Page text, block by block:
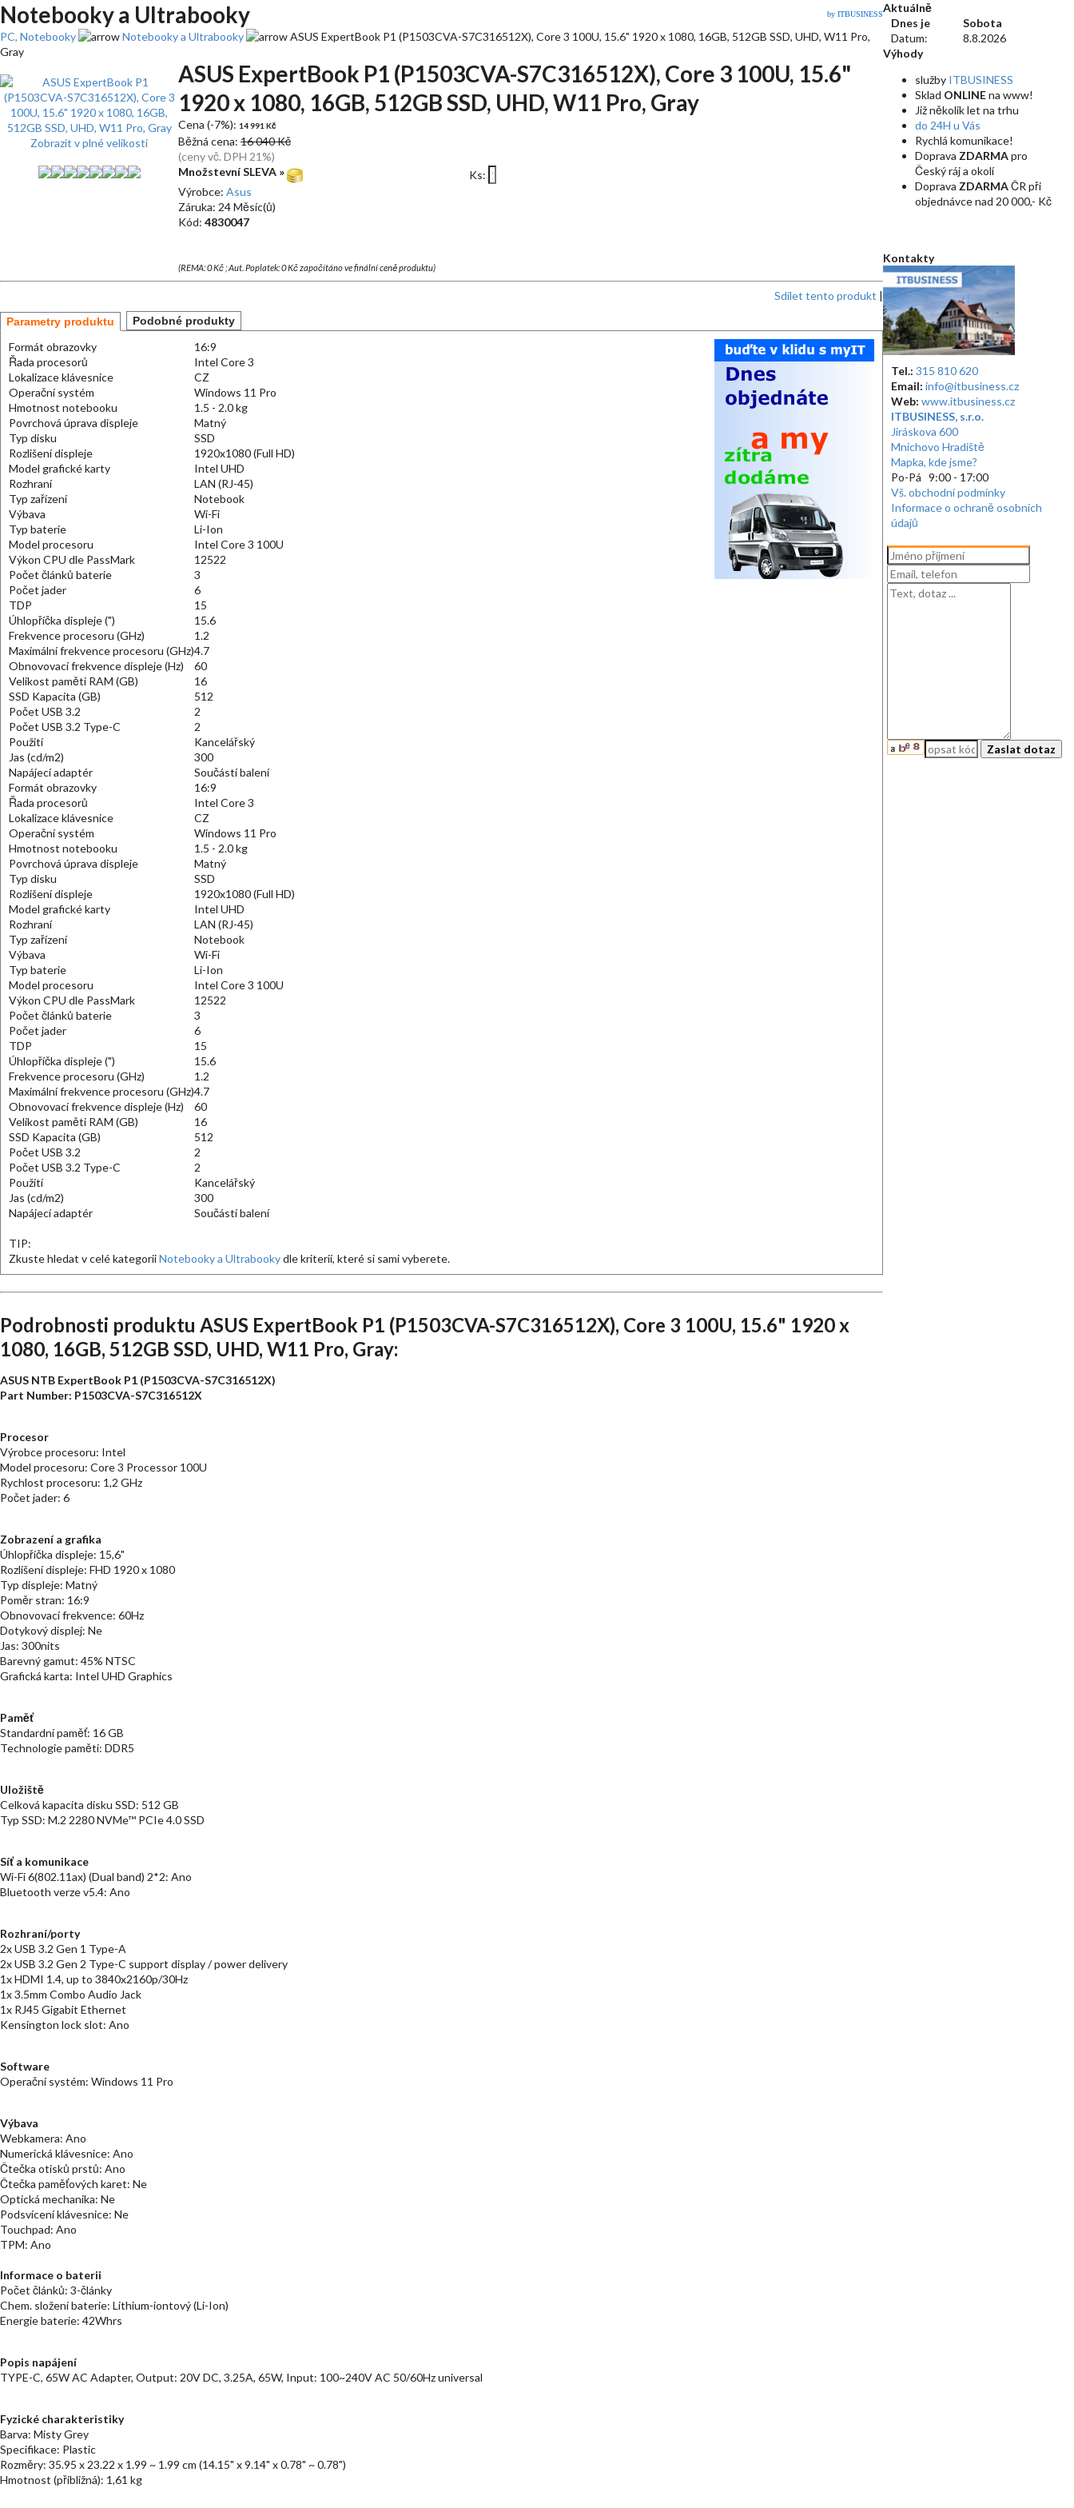
Notebooky a Ultrabooky by ITBUSINESS
PC, Notebooky Notebooky a Ultrabooky
ASUS ExpertBook P1 (P1503CVA-S7C316512X), Core 3 100U, 15.6" 1920 x 1080, 16GB, 512GB SSD, UHD, W11 Pro,
Gray
Zobrazit v plné velikosti
ASUS ExpertBook P1 (P1503CVA-S7C316512X), Core 3 100U, 15.6"
1920 x 1080, 16GB, 512GB SSD, UHD, W11 Pro, Gray
Cena (-7%): 14 991 Kč
Běžná cena: 16 040 Kč
(ceny vč. DPH 21%)
Množstevní SLEVA »
Ks:
Výrobce: Asus
Záruka: 24 Měsíc(ů)
Kód: 4830047
(REMA: 0 Kč ; Aut. Poplatek: 0 Kč započítáno ve finální ceně produktu)
Sdílet tento produkt |
Parametry produktu Podobné produkty
Formát obrazovky
16:9
Řada procesorů
Intel Core 3
Lokalizace klávesnice
CZ
Operační systém
Windows 11 Pro
Hmotnost notebooku
1.5 - 2.0 kg
Povrchová úprava displeje
Matný
Typ disku
SSD
Rozlišení displeje
1920x1080 (Full HD)
Model grafické karty
Intel UHD
Rozhraní
LAN (RJ-45)
Typ zařízení
Notebook
Výbava
Wi-Fi
Typ baterie
Li-Ion
Model procesoru
Intel Core 3 100U
Výkon CPU dle PassMark
12522
Počet článků baterie
3
Počet jader
6
TDP
15
Úhlopříčka displeje (")
15.6
Frekvence procesoru (GHz)
1.2
Maximální frekvence procesoru (GHz)4.7
Obnovovací frekvence displeje (Hz)
60
Velikost paměti RAM (GB)
16
SSD Kapacita (GB)
512
Počet USB 3.2
2
Počet USB 3.2 Type-C
2
Použití
Kancelářský
Jas (cd/m2)
300
Napájecí adaptér
Součástí balení
Formát obrazovky
16:9
Řada procesorů
Intel Core 3
Lokalizace klávesnice
CZ
Operační systém
Windows 11 Pro
Hmotnost notebooku
1.5 - 2.0 kg
Povrchová úprava displeje
Matný
Typ disku
SSD
Rozlišení displeje
1920x1080 (Full HD)
Model grafické karty
Intel UHD
Rozhraní
LAN (RJ-45)
Typ zařízení
Notebook
Výbava
Wi-Fi
Typ baterie
Li-Ion
Model procesoru
Intel Core 3 100U
Výkon CPU dle PassMark
12522
Počet článků baterie
3
Počet jader
6
TDP
15
Úhlopříčka displeje (")
15.6
Frekvence procesoru (GHz)
1.2
Maximální frekvence procesoru (GHz)4.7
Obnovovací frekvence displeje (Hz)
60
Velikost paměti RAM (GB)
16
SSD Kapacita (GB)
512
Počet USB 3.2
2
Počet USB 3.2 Type-C
2
Použití
Kancelářský
Jas (cd/m2)
300
Napájecí adaptér
Součástí balení
TIP:
Zkuste hledat v celé kategoriiNotebooky a Ultrabookydle kriterií, které si sami vyberete.
Podrobnosti produktu ASUS ExpertBook P1 (P1503CVA-S7C316512X), Core 3 100U, 15.6" 1920 x
1080, 16GB, 512GB SSD, UHD, W11 Pro, Gray:
ASUS NTB ExpertBook P1 (P1503CVA-S7C316512X)
Part Number: P1503CVA-S7C316512X
Procesor
Výrobce procesoru: Intel
Model procesoru: Core 3 Processor 100U
Rychlost procesoru: 1,2 GHz
Počet jader: 6
Zobrazení a grafika
Úhlopříčka displeje: 15,6"
Rozlišení displeje: FHD 1920 x 1080
Typ displeje: Matný
Poměr stran: 16:9
Obnovovací frekvence: 60Hz
Dotykový displej: Ne
Jas: 300nits
Barevný gamut: 45% NTSC
Grafická karta: Intel UHD Graphics
Paměť
Standardní paměť: 16 GB
Technologie paměti: DDR5
Uložiště
Celková kapacita disku SSD: 512 GB
Typ SSD: M.2 2280 NVMe™ PCIe 4.0 SSD
Síť a komunikace
Wi-Fi 6(802.11ax) (Dual band) 2*2: Ano
Bluetooth verze v5.4: Ano
Rozhraní/porty
2x USB 3.2 Gen 1 Type-A
2x USB 3.2 Gen 2 Type-C support display / power delivery
1x HDMI 1.4, up to 3840x2160p/30Hz
1x 3.5mm Combo Audio Jack
1x RJ45 Gigabit Ethernet
Kensington lock slot: Ano
Software
Operační systém: Windows 11 Pro
Výbava
Webkamera: Ano
Numerická klávesnice: Ano
Čtečka otisků prstů: Ano
Čtečka paměťových karet: Ne
Optická mechanika: Ne
Podsvícení klávesnice: Ne
Touchpad: Ano
TPM: Ano
Informace o baterii
Počet článků: 3-články
Chem. složení baterie: Lithium-iontový (Li-Ion)
Energie baterie: 42Whrs
Popis napájení
TYPE-C, 65W AC Adapter, Output: 20V DC, 3.25A, 65W, Input: 100~240V AC 50/60Hz universal
Fyzické charakteristiky
Barva: Misty Grey
Specifikace: Plastic
Rozměry: 35.95 x 23.22 x 1.99 ~ 1.99 cm (14.15" x 9.14" x 0.78" ~ 0.78")
Hmotnost (přibližná): 1,61 kg
Aktuálně
Dnes je
Sobota
Datum:
8.8.2026
Výhody
služby ITBUSINESS
Sklad ONLINEna www!
Již několik let na trhu
do 24H u Vás
Rychlá komunikace!
Doprava ZDARMApro
Český ráj a okolí
Doprava ZDARMAČR při
objednávce nad 20 000,- Kč
Kontakty
Tel.: 315 810 620
Email: info@itbusiness.cz
Web: www.itbusiness.cz
ITBUSINESS, s.r.o.
Jiráskova 600
Mnichovo Hradiště
Mapka, kde jsme?
Po-Pá 9:00 - 17:00
Vš. obchodní podmínky
Informace o ochraně osobních
údajů